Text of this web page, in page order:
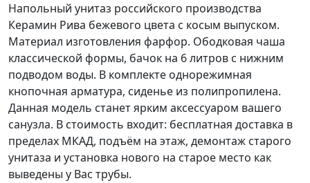
Напольный унитаз российского производства
Керамин Рива бежевого цвета с косым выпуском.
Материал изготовления фарфор. Ободковая чаша
классической формы, бачок на 6 литров с нижним
подводом воды. В комплекте однорежимная
кнопочная арматура, сиденье из полипропилена.
Данная модель станет ярким аксессуаром вашего
санузла. В стоимость входит: бесплатная доставка в
пределах МКАД, подъём на этаж, демонтаж старого
унитаза и установка нового на старое место как
выведены у Вас трубы.